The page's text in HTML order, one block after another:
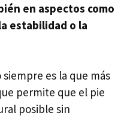
en aspectos como
estabilidad o la
es la que más
permite que el pie
posible sin